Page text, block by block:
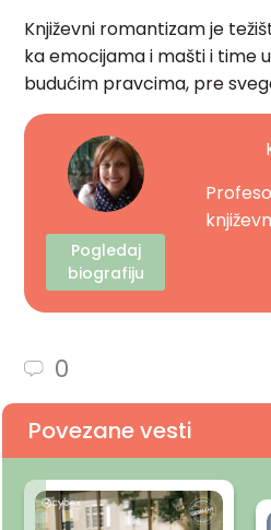
Književni romantizam je
ka emocijama i mašti i time
budućim pravcima, pre
Pogledaj
biografiju
0
Povezane vesti